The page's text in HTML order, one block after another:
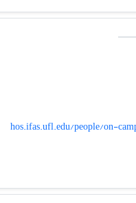
hos.ifas.ufl.edu/people/on-